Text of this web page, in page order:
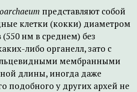
представляют собой
клетки (кокки) диаметром
нм в среднем) без
либо органелл, зато с
мембранными
длины, иногда даже
подобного у других архей не